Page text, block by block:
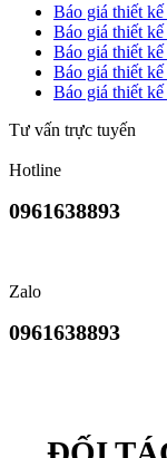
Báo giá thiết
Báo giá thiết
Báo giá thiết
Báo giá thiết
Báo giá thiết
Tư vấn trực tuyến
Hotline
0961638893
Zalo
0961638893